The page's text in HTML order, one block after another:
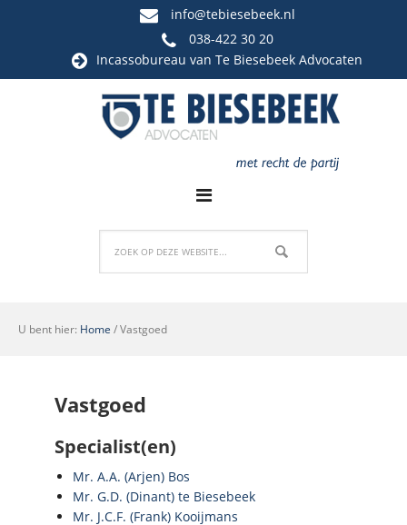
info@tebiesebeek.nl
038-422 30 20
Incassobureau van Te Biesebeek Advocaten
U bent hier: Home /Vastgoed
Vastgoed
Specialist(en)
Mr. A.A. (Arjen) Bos
Mr. G.D. (Dinant) te Biesebeek
Mr. J.C.F. (Frank) Kooijmans